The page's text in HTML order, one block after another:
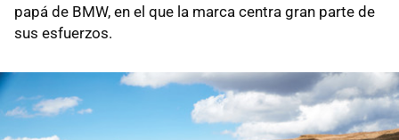
papá de BMW, en el que la marca centra gran parte de
sus esfuerzos.